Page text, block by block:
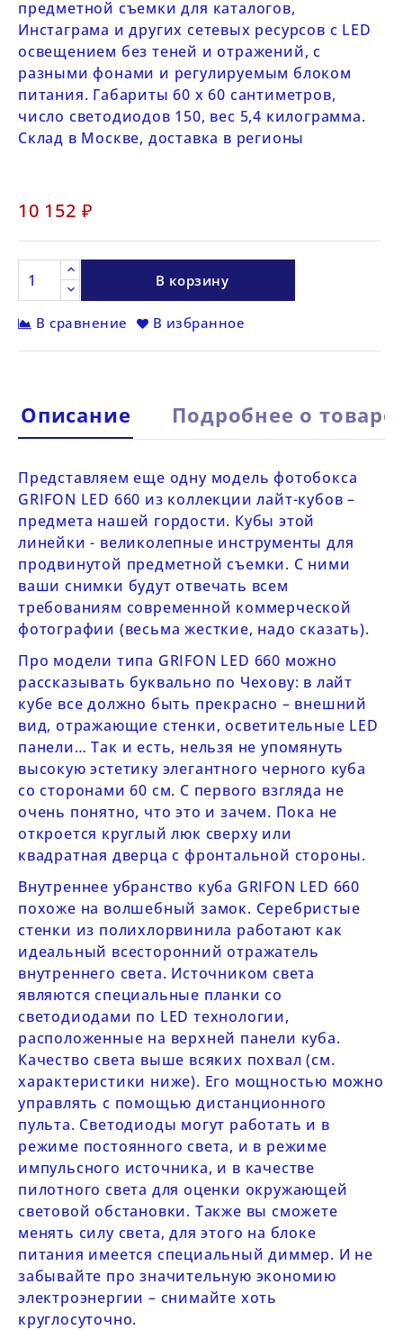
предметной съемки для каталогов,
Инстаграма и других сетевых ресурсов с LED
освещением без теней и отражений, с
разными фонами и регулируемым блоком
питания. Габариты 60 х 60 сантиметров,
число светодиодов 150, вес 5,4 килограмма.
Склад в Москве, доставка в регионы
10 152 ₽
В корзину
В сравнение В избранное
Описание Подробнее о товаре
Представляем еще одну модель фотобокса
GRIFON LED 660 из коллекции лайт-кубов –
предмета нашей гордости. Кубы этой
линейки - великолепные инструменты для
продвинутой предметной съемки. С ними
ваши снимки будут отвечать всем
требованиям современной коммерческой
фотографии (весьма жесткие, надо сказать).
Про модели типа GRIFON LED 660 можно
рассказывать буквально по Чехову: в лайт
кубе все должно быть прекрасно – внешний
вид, отражающие стенки, осветительные LED
панели… Так и есть, нельзя не упомянуть
высокую эстетику элегантного черного куба
со сторонами 60 см. С первого взгляда не
очень понятно, что это и зачем. Пока не
откроется круглый люк сверху или
квадратная дверца с фронтальной стороны.
Внутреннее убранство куба GRIFON LED 660
похоже на волшебный замок. Серебристые
стенки из полихлорвинила работают как
идеальный всесторонний отражатель
внутреннего света. Источником света
являются специальные планки со
светодиодами по LED технологии,
расположенные на верхней панели куба.
Качество света выше всяких похвал (см.
характеристики ниже). Его мощностью можно
управлять с помощью дистанционного
пульта. Светодиоды могут работать и в
режиме постоянного света, и в режиме
импульсного источника, и в качестве
пилотного света для оценки окружающей
световой обстановки. Также вы сможете
менять силу света, для этого на блоке
питания имеется специальный диммер. И не
забывайте про значительную экономию
электроэнергии – снимайте хоть
круглосуточно.